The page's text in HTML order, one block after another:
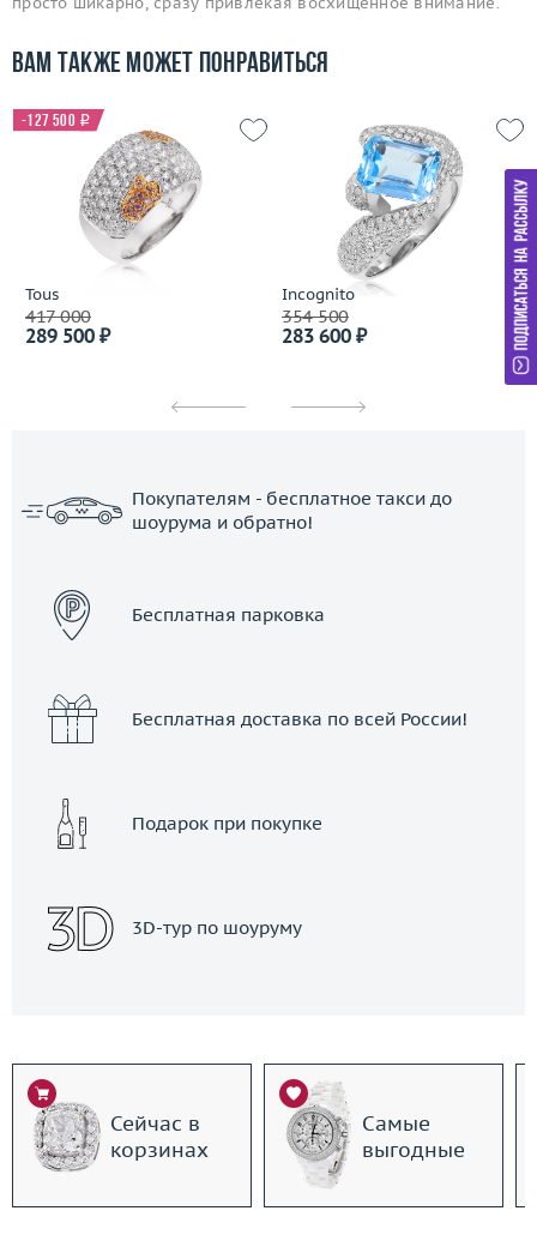
Вам также может понравиться
Tous
417 000
289 500 ₽
-127 500 i
Incognito
354 500
283 600 ₽
Покупателям - бесплатное такси до
шоурума и обратно!
Бесплатная парковка
Бесплатная доставка по всей России!
Подарок при покупке
3D-тур по шоуруму
Сейчас в
корзинах
Самые
выгодные